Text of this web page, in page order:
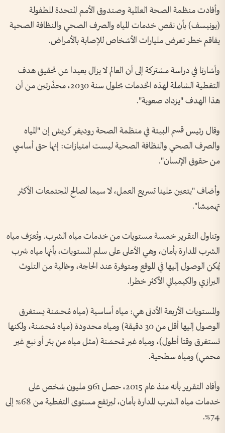
وأفادت منظمة الصحة العالمية وصندوق الأمم المتحدة للطفولة
(يونيسف) بأن نقص خدمات المياه والصرف الصحي والنظافة الصحية
يفاقم خطر تعرض مليارات الأشخاص للإصابة بالأمراض.
وأشارتا في دراسة مشتركة إلى أن العالم لا يزال بعيدا عن تحقيق هدف
التغطية الشاملة لهذه الخدمات بحلول سنة 2030، محذّرتين من أن
هذا الهدف "يزداد صعوبة".
وقال رئيس قسم البيئة في منظمة الصحة روديغر كريش إن "المياه
والصرف الصحي والنظافة الصحية ليست امتيازات: إنها حق أساسي
من حقوق الإنسان".
وأضاف "يتعين علينا تسريع العمل، لا سيما لصالح المجتمعات الأكثر
تهميشا".
وتناول التقرير خمسة مستويات من خدمات مياه الشرب. وتُعرّف مياه
الشرب المدارة بأمان، وهي الأعلى على سلم المستويات، بأنها مياه شرب
يُمكن الوصول إليها في الموقع ومتوفرة عند الحاجة، وخالية من التلوث
البرازي والكيميائي الأكثر خطرا.
والمستويات الأربعة الأدنى هي: مياه أساسية (مياه مُحسّنة يستغرق
الوصول إليها أقل من 30 دقيقة) ومياه محدودة (مياه مُحسّنة، ولكنها
تستغرق وقتا أطول)، ومياه غير مُحسّنة (مثل مياه من بئر أو نبع غير
محمي) ومياه سطحية.
وأفاد التقرير بأنه منذ عام 2015، حصل 961 مليون شخص على
خدمات مياه الشرب المدارة بأمان، ليرتفع مستوى التغطية من 68% إلى
74%.